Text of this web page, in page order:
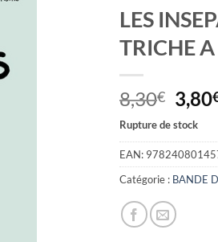
LES
TRICHE A
8,30€ Le
prix
était
3,80
Rupture de stock
EAN:
Catégorie : BANDE